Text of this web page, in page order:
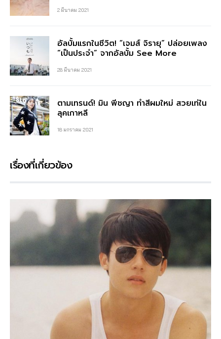
2 มีนาคม 2021
อัลบั้มแรกในชีวิต! “เจมส์ จิรายุ” ปล่อยเพลง
“เป็นประจำ” จากอัลบั้ม See More
28 มีนาคม 2021
ตามเทรนด์! มิน พีชญา ทำสีผมใหม่ สวยเท่ใน
ลุคเกาหลี
18 มกราคม 2021
เรื่องที่เกี่ยวข้อง